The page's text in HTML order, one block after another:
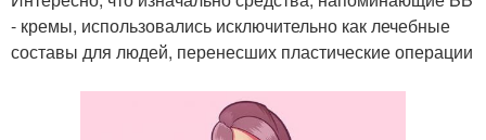
- кремы, использовались исключительно как лечебные
составы для людей, перенесших пластические операции